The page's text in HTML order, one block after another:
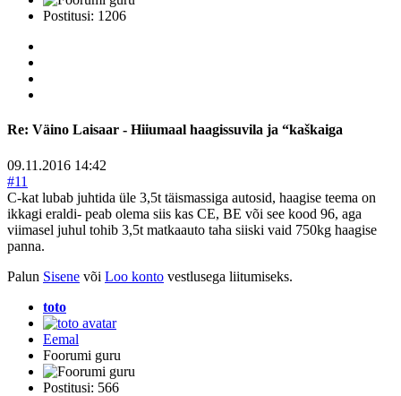
Postitusi: 1206
Re: Väino Laisaar - Hiiumaal haagissuvila ja “kaškaiga
09.11.2016 14:42
#11
C-kat lubab juhtida üle 3,5t täismassiga autosid, haagise teema on
ikkagi eraldi- peab olema siis kas CE, BE või see kood 96, aga
viimasel juhul tohib 3,5t matkaauto taha siiski vaid 750kg haagise
panna.
Palun Sisene või Loo konto vestlusega liitumiseks.
toto
Eemal
Foorumi guru
Postitusi: 566